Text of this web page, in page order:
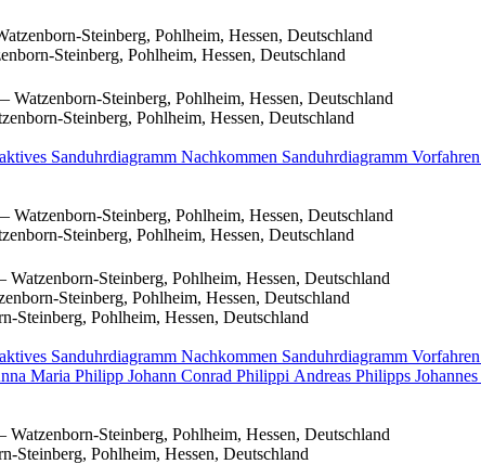
Steinberg, Pohlheim, Hessen, Deutschland
Steinberg, Pohlheim, Hessen, Deutschland
Watzenborn-Steinberg, Pohlheim, Hessen, Deutschland
Steinberg, Pohlheim, Hessen, Deutschland
Sanduhrdiagramm Nachkommen Sanduhrdiagramm Vorfahren
Watzenborn-Steinberg, Pohlheim, Hessen, Deutschland
Steinberg, Pohlheim, Hessen, Deutschland
Watzenborn-Steinberg, Pohlheim, Hessen, Deutschland
Steinberg, Pohlheim, Hessen, Deutschland
Steinberg, Pohlheim, Hessen, Deutschland
Sanduhrdiagramm Nachkommen Sanduhrdiagramm Vorfahren
Maria Philipp Johann Conrad Philippi Andreas Philipps Johannes
Watzenborn-Steinberg, Pohlheim, Hessen, Deutschland
Steinberg, Pohlheim, Hessen, Deutschland